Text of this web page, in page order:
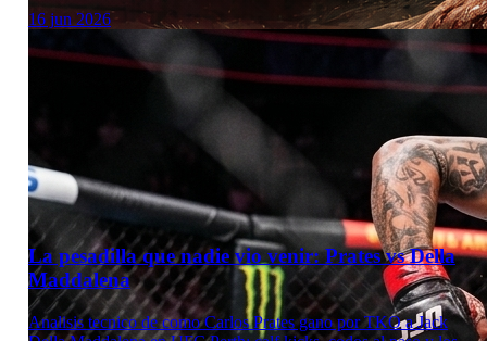
16 jun 2026
La pesadilla que nadie vio venir: Prates vs Della
Maddalena
Analisis tecnico de como Carlos Prates gano por TKO a Jack